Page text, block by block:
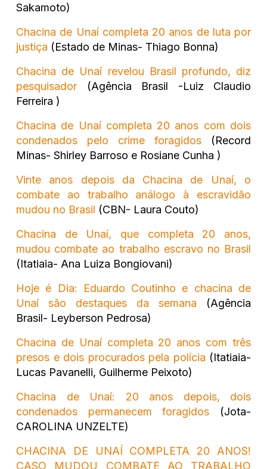
Sakamoto)
Chacina de Unaí completa 20 anos de luta por
justiça (Estado de Minas- Thiago Bonna)
Chacina de Unaí revelou Brasil profundo, diz
pesquisador (Agência Brasil -Luiz Claudio
Ferreira )
Chacina de Unaí completa 20 anos com dois
condenados pelo crime foragidos (Record
Minas- Shirley Barroso e Rosiane Cunha )
Vinte anos depois da Chacina de Unaí, o
combate ao trabalho análogo à escravidão
mudou no Brasil (CBN- Laura Couto)
Chacina de Unaí, que completa 20 anos,
mudou combate ao trabalho escravo no Brasil
(Itatiaia- Ana Luiza Bongiovani)
Hoje é Dia: Eduardo Coutinho e chacina de
Unaí são destaques da semana (Agência
Brasil- Leyberson Pedrosa)
Chacina de Unaí completa 20 anos com três
presos e dois procurados pela polícia (Itatiaia-
Lucas Pavanelli, Guilherme Peixoto)
Chacina de Unaí: 20 anos depois, dois
condenados permanecem foragidos (Jota-
CAROLINA UNZELTE)
CHACINA DE UNAÍ COMPLETA 20 ANOS!
CASO MUDOU COMBATE AO TRABALHO